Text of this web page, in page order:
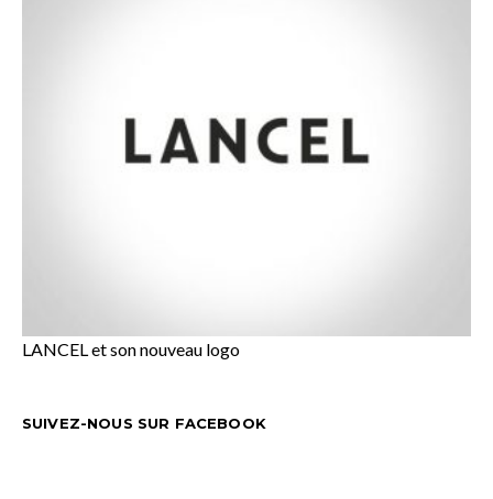
LANCEL et son nouveau logo
SUIVEZ-NOUS SUR FACEBOOK